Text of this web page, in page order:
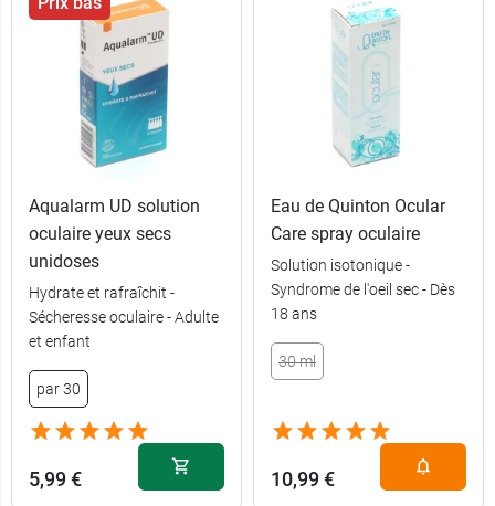
Aqualarm UD solution
oculaire yeux secs
unidoses
Hydrate et rafraîchit -
Sécheresse oculaire - Adulte
et enfant
par 30
5,99 €
Eau de Quinton Ocular
Care spray oculaire
Solution isotonique -
Syndrome de l'oeil sec - Dès
18 ans
30 ml
10,99 €